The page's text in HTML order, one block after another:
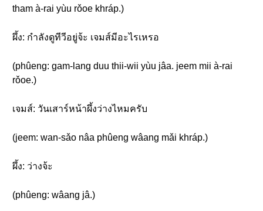
tham à-rai yùu rǒoe khráp.)
ผึ้ง: กำลังดูทีวีอยู่จ้ะ เจมส์มีอะไรเหรอ
(phûeng: gam-lang duu thii-wii yùu jâa. jeem mii à-rai
rǒoe.)
เจมส์: วันเสาร์หน้าผึ้งว่างไหมครับ
(jeem: wan-sǎo nâa phûeng wâang mǎi khráp.)
ผึ้ง: ว่างจ้ะ
(phûeng: wâang jâ.)